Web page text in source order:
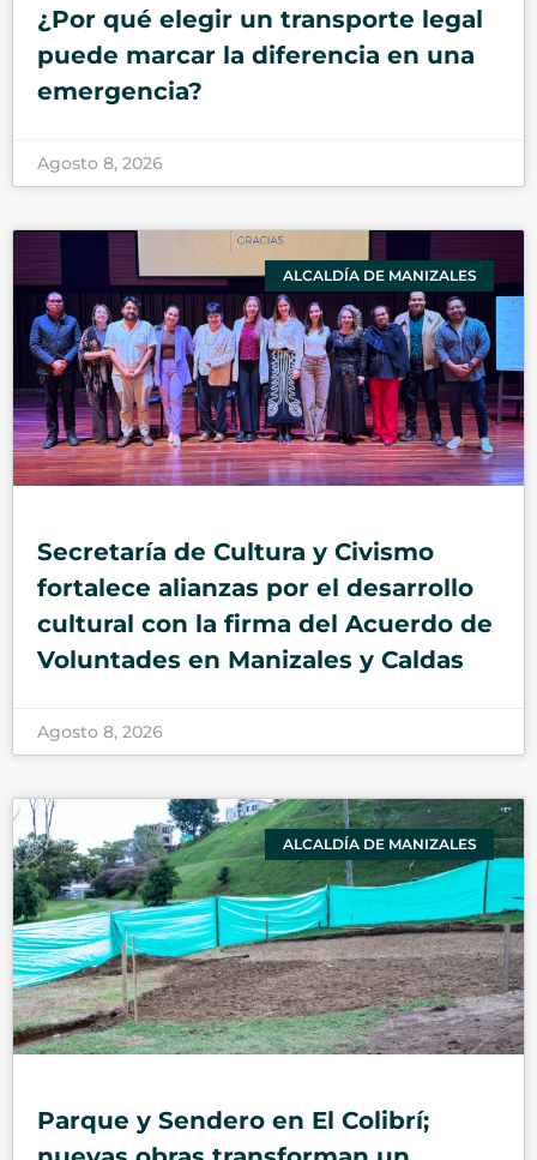
¿Por qué elegir un transporte legal
puede marcar la diferencia en una
emergencia?
Agosto 8, 2026
ALCALDÍA DE MANIZALES
Secretaría de Cultura y Civismo
fortalece alianzas por el desarrollo
cultural con la firma del Acuerdo de
Voluntades en Manizales y Caldas
Agosto 8, 2026
ALCALDÍA DE MANIZALES
Parque y Sendero en El Colibrí;